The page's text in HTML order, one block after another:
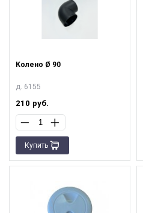
Колено Ø 90
д. 6155
210 руб.
Купить